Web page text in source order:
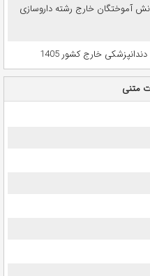
آموختگان خارج رشته داروسازی
خارج کشور 1405
متنی